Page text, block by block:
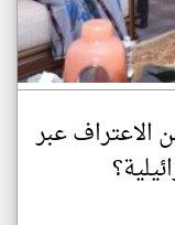
الاعتراف عبر